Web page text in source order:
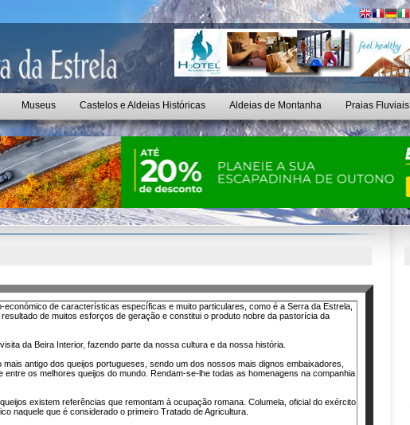
Museus Castelos e Aldeias Históricas Aldeias de Montanha Praias Fluviais
económico de características específicas e muito particulares, como é a Serra da Estrela,
de muitos esforços de geração e constitui o produto nobre da pastorícia da
da Beira Interior, fazendo parte da nossa cultura e da nossa história.
antigo dos queijos portugueses, sendo um dos nossos mais dignos embaixadores,
entre os melhores queijos do mundo. Rendam-se-lhe todas as homenagens na companhia
existem referências que remontam à ocupação romana. Columela, oficial do exército
naquele que é considerado o primeiro Tratado de Agricultura.